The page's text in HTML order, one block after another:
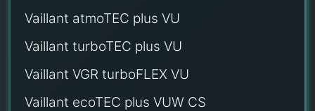
Vaillant atmoTEC plus VU
Vaillant turboTEC plus VU
Vaillant VGR turboFLEX VU
Vaillant ecoTEC plus VUW CS